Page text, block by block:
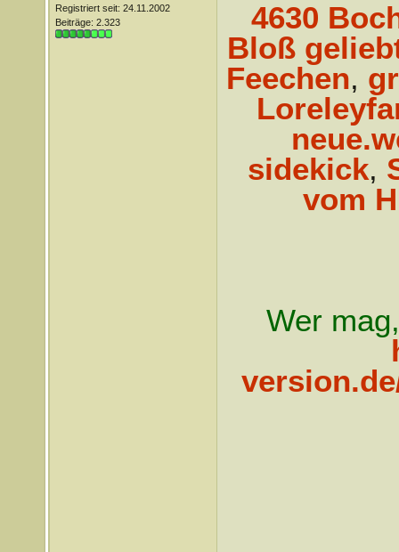
Registriert seit: 24.11.2002
Beiträge: 2.323
4630
Bloß
Feechen,
sidekick,
vom
Wer